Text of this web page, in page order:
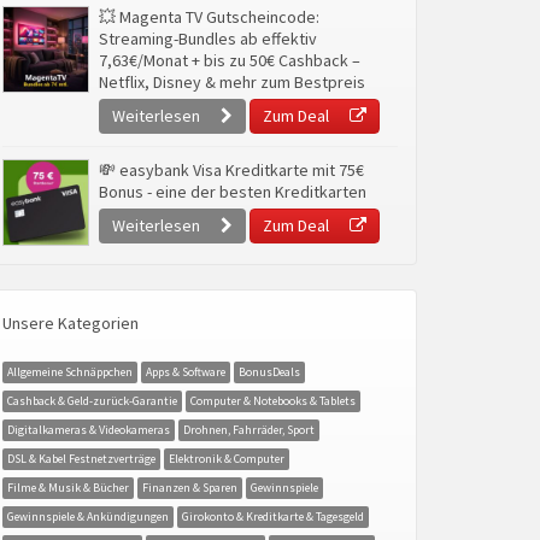
💥 Magenta TV Gutscheincode:
Streaming-Bundles ab effektiv
7,63€/Monat + bis zu 50€ Cashback –
Netflix, Disney & mehr zum Bestpreis
Weiterlesen
Zum Deal
💸 easybank Visa Kreditkarte mit 75€
Bonus - eine der besten Kreditkarten
Weiterlesen
Zum Deal
Unsere Kategorien
Allgemeine Schnäppchen Apps & Software
BonusDeals
Cashback & Geld-zurück-Garantie
Computer & Notebooks & Tablets
Digitalkameras & Videokameras
Drohnen, Fahrräder, Sport
DSL & Kabel Festnetzverträge
Elektronik & Computer
Filme & Musik & Bücher
Finanzen & Sparen
Gewinnspiele
Gewinnspiele & Ankündigungen
Girokonto & Kreditkarte & Tagesgeld